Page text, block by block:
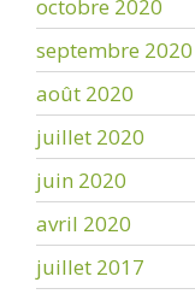
octobre 2020
septembre 2020
août 2020
juillet 2020
juin 2020
avril 2020
juillet 2017